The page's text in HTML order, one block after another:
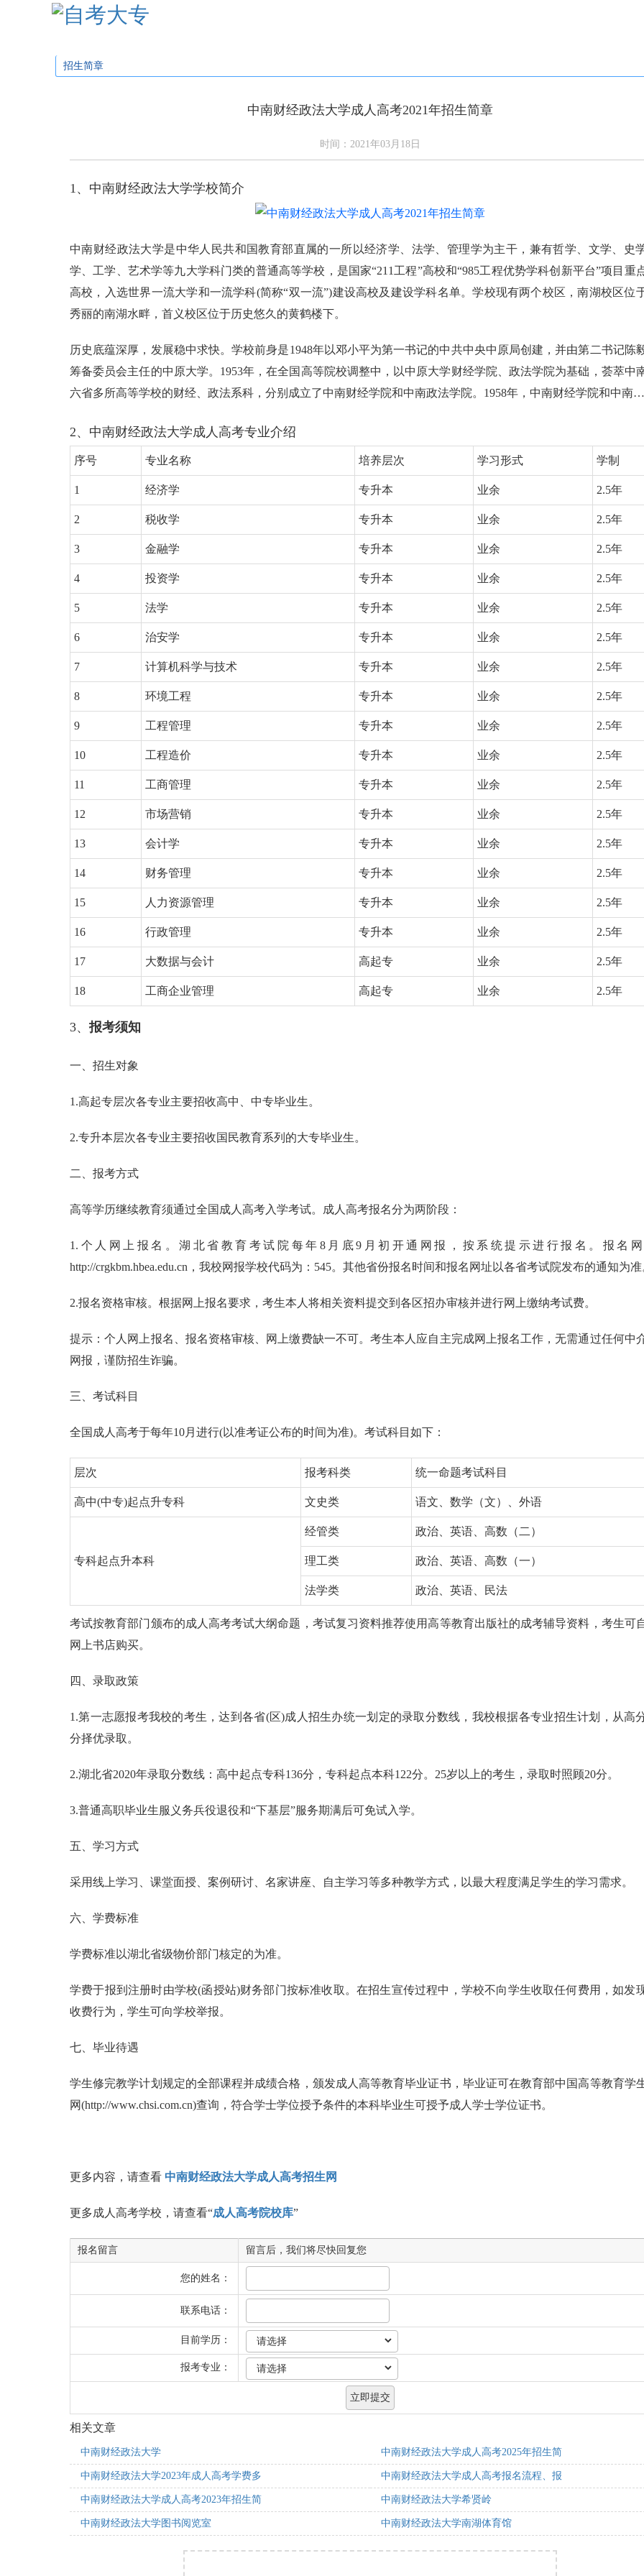
招生简章
中南财经政法大学成人高考2021年招生简章
时间：2021年03月18日
1、中南财经政法大学学校简介
中南财经政法大学是中华人民共和国教育部直属的一所以经济学、法学、管理学为主干，兼有哲学、文学、史
学、工学、艺术学等九大学科门类的普通高等学校，是国家“211工程”高校和“985工程优势学科创新平台”项目重
高校，入选世界一流大学和一流学科(简称“双一流”)建设高校及建设学科名单。学校现有两个校区，南湖校区位
秀丽的南湖水畔，首义校区位于历史悠久的黄鹤楼下。
历史底蕴深厚，发展稳中求快。学校前身是1948年以邓小平为第一书记的中共中央中原局创建，并由第二书记陈
筹备委员会主任的中原大学。1953年，在全国高等院校调整中，以中原大学财经学院、政法学院为基础，荟萃中
六省多所高等学校的财经、政法系科，分别成立了中南财经学院和中南政法学院。1958年，中南财经学院和中南…
2、中南财经政法大学成人高考专业介绍
序号 专业名称 培养层次 学习形式 学制
1 经济学 专升本 业余 2.5年
2 税收学 专升本 业余 2.5年
3 金融学 专升本 业余 2.5年
4 投资学 专升本 业余 2.5年
5 法学 专升本 业余 2.5年
6 治安学 专升本 业余 2.5年
7 计算机科学与技术 专升本 业余 2.5年
8 环境工程 专升本 业余 2.5年
9 工程管理 专升本 业余 2.5年
10 工程造价 专升本 业余 2.5年
11 工商管理 专升本 业余 2.5年
12 市场营销 专升本 业余 2.5年
13 会计学 专升本 业余 2.5年
14 财务管理 专升本 业余 2.5年
15 人力资源管理 专升本 业余 2.5年
16 行政管理 专升本 业余 2.5年
17 大数据与会计 高起专 业余 2.5年
18 工商企业管理 高起专 业余 2.5年
3、 报考须知
一、招生对象
1.高起专层次各专业主要招收高中、中专毕业生。
2.专升本层次各专业主要招收国民教育系列的大专毕业生。
二、报考方式
高等学历继续教育须通过全国成人高考入学考试。成人高考报名分为两阶段：
1.个人网上报名。湖北省教育考试院每年8月底9月初开通网报，按系统提示进行报名。报名
http://crgkbm.hbea.edu.cn，我校网报学校代码为：545。其他省份报名时间和报名网址以各省考试院发布的通知为
2.报名资格审核。根据网上报名要求，考生本人将相关资料提交到各区招办审核并进行网上缴纳考试费。
提示：个人网上报名、报名资格审核、网上缴费缺一不可。考生本人应自主完成网上报名工作，无需通过任何中
网报，谨防招生诈骗。
三、考试科目
全国成人高考于每年10月进行(以准考证公布的时间为准)。考试科目如下：
层次 报考科类 统一命题考试科目
高中(中专)起点升专科 文史类 语文、数学（文）、外语
专科起点升本科
经管类 政治、英语、高数（二）
理工类 政治、英语、高数（一）
法学类 政治、英语、民法
考试按教育部门颁布的成人高考考试大纲命题，考试复习资料推荐使用高等教育出版社的成考辅导资料，考生可
网上书店购买。
四、录取政策
1.第一志愿报考我校的考生，达到各省(区)成人招生办统一划定的录取分数线，我校根据各专业招生计划，从高
分择优录取。
2.湖北省2020年录取分数线：高中起点专科136分，专科起点本科122分。25岁以上的考生，录取时照顾20分。
3.普通高职毕业生服义务兵役退役和“下基层”服务期满后可免试入学。
五、学习方式
采用线上学习、课堂面授、案例研讨、名家讲座、自主学习等多种教学方式，以最大程度满足学生的学习需求。
六、学费标准
学费标准以湖北省级物价部门核定的为准。
学费于报到注册时由学校(函授站)财务部门按标准收取。在招生宣传过程中，学校不向学生收取任何费用，如发
收费行为，学生可向学校举报。
七、毕业待遇
学生修完教学计划规定的全部课程并成绩合格，颁发成人高等教育毕业证书，毕业证可在教育部中国高等教育学
网(http://www.chsi.com.cn)查询，符合学士学位授予条件的本科毕业生可授予成人学士学位证书。
更多内容，请查看 中南财经政法大学成人高考招生网
更多成人高考学校，请查看“成人高考院校库”
报名留言 留言后，我们将尽快回复您
您的姓名：
联系电话：
目前学历：
报考专业：
相关文章
中南财经政法大学 中南财经政法大学成人高考2025年招生简
中南财经政法大学2023年成人高考学费多 中南财经政法大学成人高考报名流程、报
中南财经政法大学成人高考2023年招生简 中南财经政法大学希贤岭
中南财经政法大学图书阅览室 中南财经政法大学南湖体育馆